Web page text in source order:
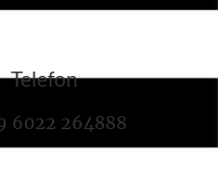
Telefon
6022 264888